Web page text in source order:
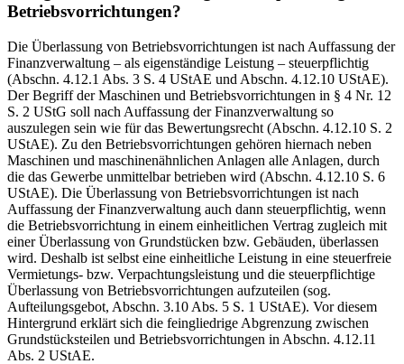
Betriebsvorrichtungen?
Die Überlassung von Betriebsvorrichtungen ist nach Auffassung der
Finanzverwaltung – als eigenständige Leistung – steuerpflichtig
(Abschn. 4.12.1 Abs. 3 S. 4 UStAE und Abschn. 4.12.10 UStAE).
Der Begriff der Maschinen und Betriebsvorrichtungen in § 4 Nr. 12
S. 2 UStG soll nach Auffassung der Finanzverwaltung so
auszulegen sein wie für das Bewertungsrecht (Abschn. 4.12.10 S. 2
UStAE). Zu den Betriebsvorrichtungen gehören hiernach neben
Maschinen und maschinenähnlichen Anlagen alle Anlagen, durch
die das Gewerbe unmittelbar betrieben wird (Abschn. 4.12.10 S. 6
UStAE). Die Überlassung von Betriebsvorrichtungen ist nach
Auffassung der Finanzverwaltung auch dann steuerpflichtig, wenn
die Betriebsvorrichtung in einem einheitlichen Vertrag zugleich mit
einer Überlassung von Grundstücken bzw. Gebäuden, überlassen
wird. Deshalb ist selbst eine einheitliche Leistung in eine steuerfreie
Vermietungs- bzw. Verpachtungsleistung und die steuerpflichtige
Überlassung von Betriebsvorrichtungen aufzuteilen (sog.
Aufteilungsgebot, Abschn. 3.10 Abs. 5 S. 1 UStAE). Vor diesem
Hintergrund erklärt sich die feingliedrige Abgrenzung zwischen
Grundstücksteilen und Betriebsvorrichtungen in Abschn. 4.12.11
Abs. 2 UStAE.